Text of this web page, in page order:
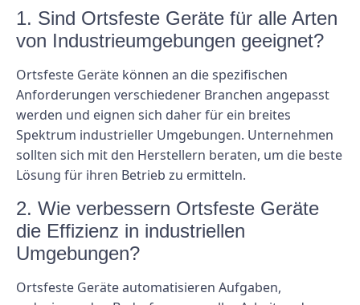
1. Sind Ortsfeste Geräte für alle Arten
von Industrieumgebungen geeignet?
Ortsfeste Geräte können an die spezifischen
Anforderungen verschiedener Branchen angepasst
werden und eignen sich daher für ein breites
Spektrum industrieller Umgebungen. Unternehmen
sollten sich mit den Herstellern beraten, um die beste
Lösung für ihren Betrieb zu ermitteln.
2. Wie verbessern Ortsfeste Geräte
die Effizienz in industriellen
Umgebungen?
Ortsfeste Geräte automatisieren Aufgaben,